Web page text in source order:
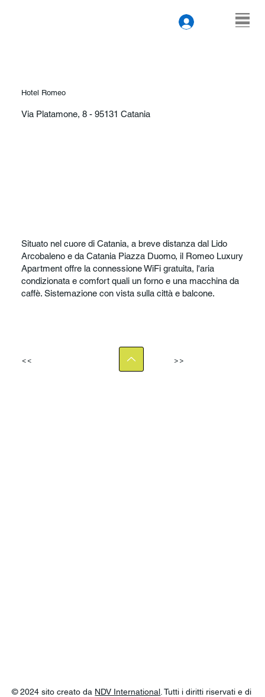
Hotel Romeo
Via Platamone, 8 - 95131 Catania
Situato nel cuore di Catania, a breve distanza dal Lido
Arcobaleno e da Catania Piazza Duomo, il Romeo Luxury
Apartment offre la connessione WiFi gratuita, l'aria
condizionata e comfort quali un forno e una macchina da
caffè. Sistemazione con vista sulla città e balcone.
<< >>
© 2024 sito creato da NDV International . Tutti i diritti riservati e di